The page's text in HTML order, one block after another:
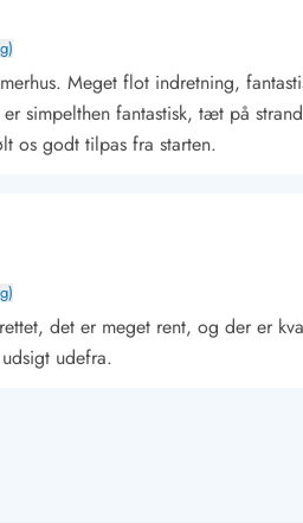
Meget flot indretning,
simpelthen fantastisk, tæt på
os godt tilpas fra starten.
det er meget rent, og der er
udefra.